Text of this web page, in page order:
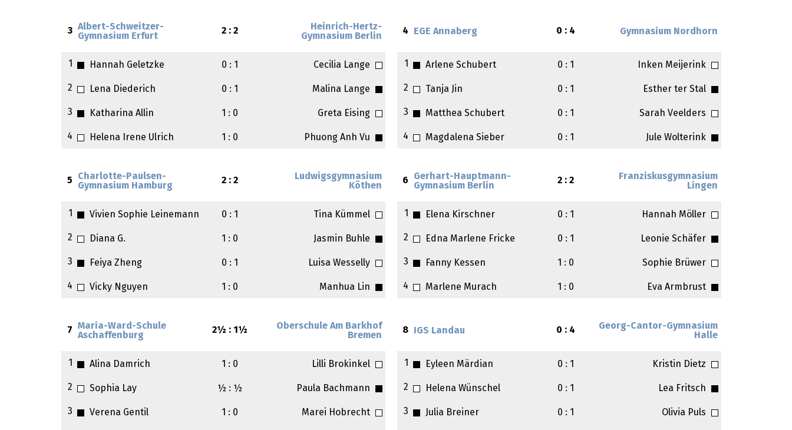
3 Albert-Schweitzer-
Gymnasium Erfurt
2 : 2
Heinrich-Hertz-
Gymnasium Berlin
1 Hannah Geletzke 0 : 1 Cecilia Lange
2 Lena Diederich 0 : 1 Malina Lange
3 Katharina Allin 1 : 0 Greta Eising
4 Helena Irene Ulrich 1 : 0 Phuong Anh Vu
4 EGE Annaberg 0 : 4 Gymnasium Nordhorn
1 Arlene Schubert 0 : 1 Inken Meijerink
2 Tanja Jin 0 : 1 Esther ter Stal
3 Matthea Schubert 0 : 1 Sarah Veelders
4 Magdalena Sieber 0 : 1 Jule Wolterink
5
Charlotte-Paulsen-
Gymnasium Hamburg
2 : 2
Ludwigsgymnasium
Köthen
1 Vivien Sophie Leinemann 0 : 1 Tina Kümmel
2 Diana G. 1 : 0 Jasmin Buhle
3 Feiya Zheng 0 : 1 Luisa Wesselly
4 Vicky Nguyen 1 : 0 Manhua Lin
6
Gerhart-Hauptmann-
Gymnasium Berlin
2 : 2
Franziskusgymnasium
Lingen
1 Elena Kirschner 0 : 1 Hannah Möller
2 Edna Marlene Fricke 0 : 1 Leonie Schäfer
3 Fanny Kessen 1 : 0 Sophie Brüwer
4 Marlene Murach 1 : 0 Eva Armbrust
7
Maria-Ward-Schule
Aschaffenburg
2½ : 1½
Oberschule Am Barkhof
Bremen
1 Alina Damrich 1 : 0 Lilli Brokinkel
2 Sophia Lay ½ : ½ Paula Bachmann
3 Verena Gentil 1 : 0 Marei Hobrecht
8 IGS Landau 0 : 4
Georg-Cantor-Gymnasium
Halle
1 Eyleen Märdian 0 : 1 Kristin Dietz
2 Helena Wünschel 0 : 1 Lea Fritsch
3 Julia Breiner 0 : 1 Olivia Puls